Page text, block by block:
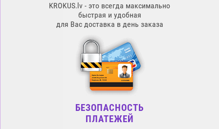
KROKUS.lv - это всегда максимально
быстрая и удобная
для Вас доставка в день заказа
БЕЗОПАСНОСТЬ
ПЛАТЕЖЕЙ